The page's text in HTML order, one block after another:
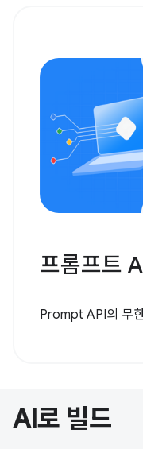
프롬프트
Prompt API의 무
AI로 빌드